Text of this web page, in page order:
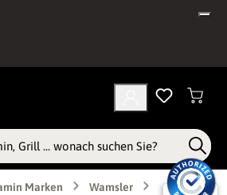
Marken
Wamsler